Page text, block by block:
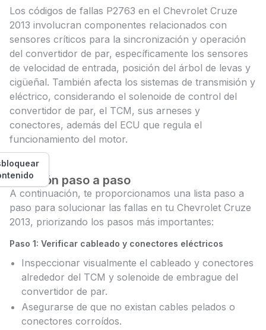
Los códigos de fallas P2763 en el Chevrolet Cruze
2013 involucran componentes relacionados con
sensores críticos para la sincronización y operación
del convertidor de par, específicamente los sensores
de velocidad de entrada, posición del árbol de levas y
cigüeñal. También afecta los sistemas de transmisión y
eléctrico, considerando el solenoide de control del
convertidor de par, el TCM, sus arneses y
conectores, además del ECU que regula el
funcionamiento del motor.
Solución paso a paso
A continuación, te proporcionamos una lista paso a
paso para solucionar las fallas en tu Chevrolet Cruze
2013, priorizando los pasos más importantes:
Paso 1: Verificar cableado y conectores eléctricos
Inspeccionar visualmente el cableado y conectores
alrededor del TCM y solenoide de embrague del
convertidor de par.
Asegurarse de que no existan cables pelados o
conectores corroídos.